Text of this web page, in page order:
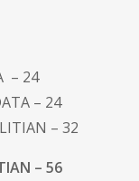
– 24
– 24
– 32
– 56